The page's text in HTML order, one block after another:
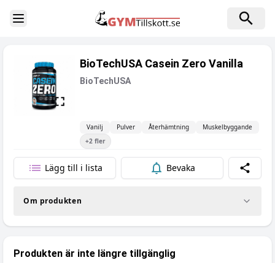
Toggle Sidebar
BioTechUSA Casein Zero Vanilla
BioTechUSA
Vanilj Pulver Återhämtning
Muskelbyggande
+2 fler
Lägg till i lista Bevaka Dela
Om produkten
Produkten är inte längre tillgänglig